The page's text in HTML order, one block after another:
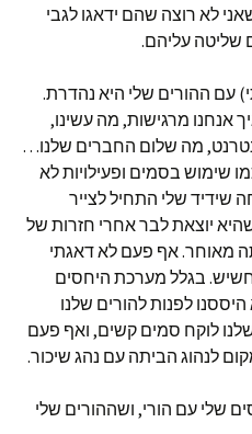
לא רוצה שהם ידאגו לגבי
שליטה עליהם.
עם ההורים שלי היא נהדרת.
אנחנו מרגישות, מה עשינו,
מה שלום החברים שלנו…
שימוש בסמים ופעילויות לא
שידיד שלי התחיל לצייר
יוצאת לבר אחרי חזרות של
מאוחר. אף פעם לא דאגתי
בגלל מערכת היחסים
לפנות להורים שלנו
לוקח סמים קשים, ואף פעם
לנהוג הביתה עם נהג שיכור.
שלי עם הורי, ושההורים שלי